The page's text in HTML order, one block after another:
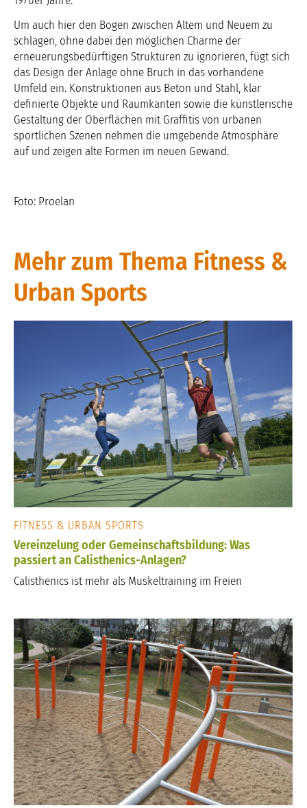
Um auch hier den Bogen zwischen Altem und Neuem zu
schlagen, ohne dabei den möglichen Charme der
erneuerungsbedürftigen Strukturen zu ignorieren, fügt sich
das Design der Anlage ohne Bruch in das vorhandene
Umfeld ein. Konstruktionen aus Beton und Stahl, klar
definierte Objekte und Raumkanten sowie die künstlerische
Gestaltung der Oberflächen mit Graffitis von urbanen
sportlichen Szenen nehmen die umgebende Atmosphäre
auf und zeigen alte Formen im neuen Gewand.
Foto: Proelan
Mehr zum Thema Fitness &
Urban Sports
FITNESS & URBAN SPORTS
Vereinzelung oder Gemeinschaftsbildung: Was
passiert an Calisthenics-Anlagen?
Calisthenics ist mehr als Muskeltraining im Freien